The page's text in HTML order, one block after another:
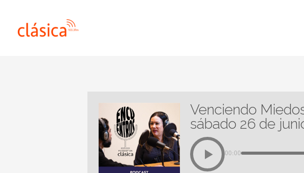
contenido
Venciendo
sábado 26 de
00:00